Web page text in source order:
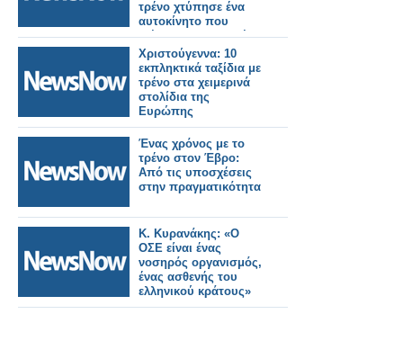
τρένο χτύπησε ένα
αυτοκίνητο που
διέσχιζε τις γραμμές
στη Νότια
Καλιφόρνια. Βίντεο.
Χριστούγεννα: 10
εκπληκτικά ταξίδια με
τρένο στα χειμερινά
στολίδια της
Ευρώπης
Ένας χρόνος με το
τρένο στον Έβρο:
Από τις υποσχέσεις
στην πραγματικότητα
Κ. Κυρανάκης: «Ο
ΟΣΕ είναι ένας
νοσηρός οργανισμός,
ένας ασθενής του
ελληνικού κράτους»